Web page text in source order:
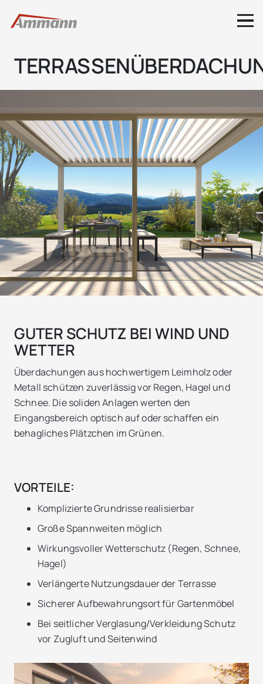
GUTER SCHUTZ BEI WIND UND
WETTER
Überdachungen aus hochwertigem Leimholz oder
Metall schützen zuverlässig vor Regen, Hagel und
Schnee. Die soliden Anlagen werten den
Eingangsbereich optisch auf oder schaffen ein
behagliches Plätzchen im Grünen.
VORTEILE:
Komplizierte Grundrisse realisierbar
Große Spannweiten möglich
Wirkungsvoller Wetterschutz (Regen, Schnee,
Hagel)
Verlängerte Nutzungsdauer der Terrasse
Sicherer Aufbewahrungsort für Gartenmöbel
Bei seitlicher Verglasung/Verkleidung Schutz
vor Zugluft und Seitenwind